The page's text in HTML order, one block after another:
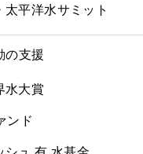
太平洋水サミット
の支援
水大賞
ンド